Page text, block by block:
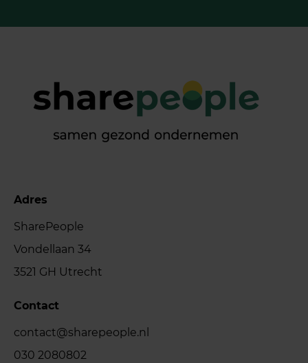
Adres
SharePeople
Vondellaan 34
3521 GH Utrecht
Contact
contact@sharepeople.nl
030 2080802